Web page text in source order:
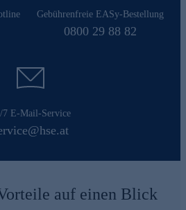
Gebührenfreie EASy-Bestellung
0800 29 88 82
7 E-Mail-Service
auf einen Blick